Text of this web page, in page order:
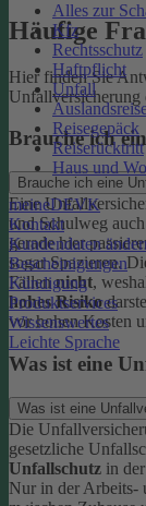
Alles zur
Kfz
Rechtsschutz
Haftpflicht
Unfall
Reisegepäck
Reiserücktritt
Haus und
meineDEVK
Kontakt
Kundendaten
Bescheinigungen
Kündigung
Produktservices
Wissenswertes
Leichte Sprache
Häufige
Hier finden Sie
Brauche ich
Brauche ich eine
Eine
und Schulweg
gerade hier
sogar Spazieren.
Fällennicht,
hohes Risiko
vor hohen Kosten
Was ist eine
Was ist eine
Die
gesetzliche
Unfallschutz in
Nur in der Arbeits-